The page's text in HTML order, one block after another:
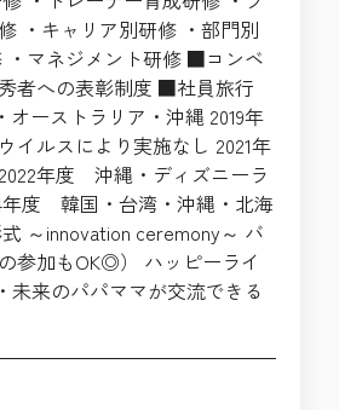
・キャリア別研修 ・部門別
・マネジメント研修 ■コンベ
者への表彰制度 ■社員旅行
ーストラリア・沖縄 2019年
ルスにより実施なし 2021年
年度 沖縄・ディズニーラ
度 韓国・台湾・沖縄・北海
～innovation ceremony～ バ
参加もOK◎） ハッピーライ
未来のパパママが交流できる